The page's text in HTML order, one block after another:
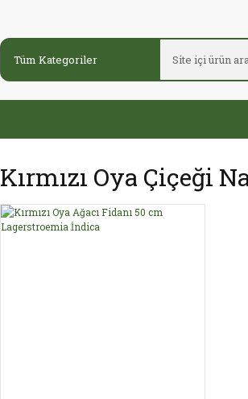
Kırmızı Oya Çiçeği